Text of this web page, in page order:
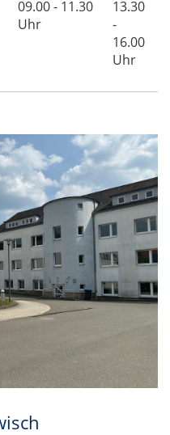
09.00 - 11.30
Uhr
13.30
-
16.00
Uhr